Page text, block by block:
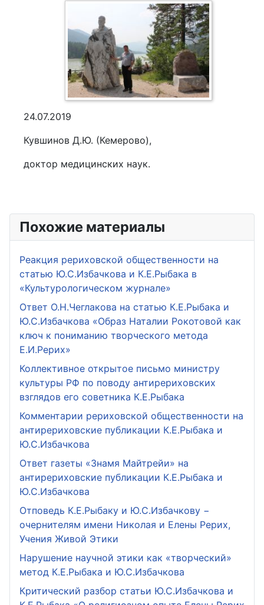
24.07.2019
Кувшинов Д.Ю. (Кемерово),
доктор медицинских наук.
Похожие материалы
Реакция рериховской общественности на
статью Ю.С.Избачкова и К.Е.Рыбака в
«Культурологическом журнале»
Ответ О.Н.Чеглакова на статью К.Е.Рыбака и
Ю.С.Избачкова «Образ Наталии Рокотовой как
ключ к пониманию творческого метода
Е.И.Рерих»
Коллективное открытое письмо министру
культуры РФ по поводу антирериховских
взглядов его советника К.Е.Рыбака
Комментарии рериховской общественности на
антирериховские публикации К.Е.Рыбака и
Ю.С.Избачкова
Ответ газеты «Знамя Майтрейи» на
антирериховские публикации К.Е.Рыбака и
Ю.С.Избачкова
Отповедь К.Е.Рыбаку и Ю.С.Избачкову −
очернителям имени Николая и Елены Рерих,
Учения Живой Этики
Нарушение научной этики как «творческий»
метод К.Е.Рыбака и Ю.С.Избачкова
Критический разбор статьи Ю.С.Избачкова и